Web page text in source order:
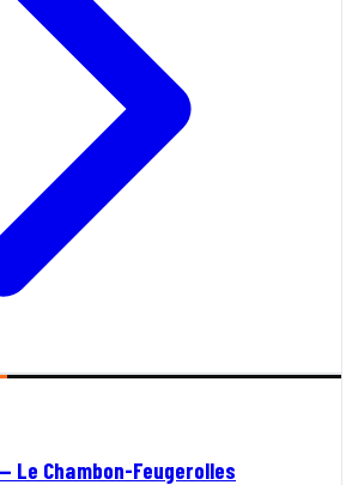
Le Chambon-Feugerolles